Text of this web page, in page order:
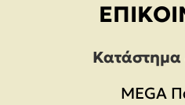
Κατάστημα
MEGA